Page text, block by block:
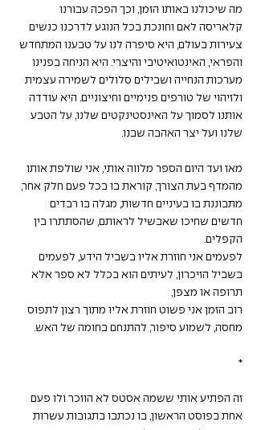
מה שיכולנו באותו הזמן, וכך הפכה עבורנו
קלאריסה לאם וחונכת בכל הנוגע לדרכנו כנשים
צעירות בעולם, היא סיפרה לנו על טבענו המתחדש
והפראי, האינטואיטיבי והיצרי. היא הניחה בפנינו
מערכות הנחייה ושבילים סלולים לשמירה עצמית
ולזיהוי של טורפים פנימיים וחיצוניים. היא עודדה
אותנו לסמוך על האינסטינקטים שלנו, על הטבע
שלנו ועל יצר האהבה שבנו.
מאז ועד היום הספר מלווה אותי, אני שולפת אותו
מהמדף בעת הצורך, קוראת בו בכל פעם חלק אחר,
מתבוננת בו בעיניים חדשות, מגלה בו רבדים
חדשים שחיכו שאבשיל לראותם, שהסתתרו בין
הקפלים.
לפעמים אני חוזרת אליו בשביל הידע, לפעמים
בשביל הזיכרון, לעיתים הוא בכלל לא ספר אלא
תרופה או מצפן,
רוב הזמן אני פשוט חוזרת אליו מתוך רצון לתפוס
מחסה, לשמוע סיפור, להתנחם בחומה של האש.
*
זה הפתיע אותי ששמה אסטס לא הוזכר ולו פעם
אחת בפוסט הראשון, בו נכתבו בתגובות עשרות